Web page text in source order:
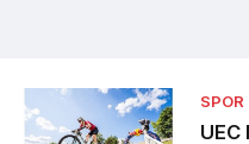
SPOR